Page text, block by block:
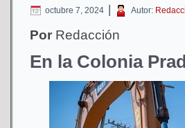
octubre 7, 2024 | Autor:
Por Redacción
En la Colonia